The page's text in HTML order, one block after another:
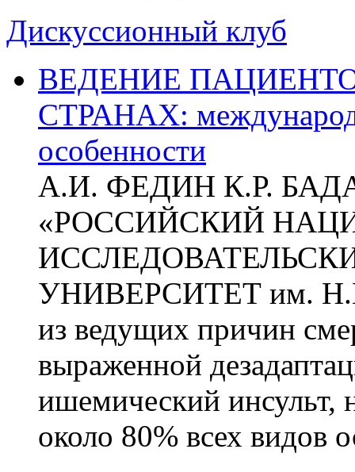
Дискуссионный клуб
ВЕДЕНИЕ
СТРАНАХ:
особенности
А.И. ФЕДИН К.Р.
«РОССИЙСКИЙ
УНИВЕРСИТЕТ им.
из ведущих причин
выраженной
ишемический инсульт,
около 80% всех видов